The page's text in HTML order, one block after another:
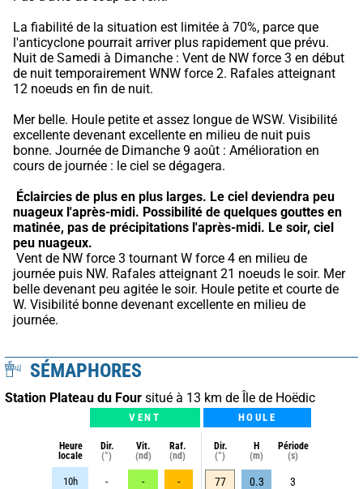
La fiabilité de la situation est limitée à 70%, parce que
l'anticyclone pourrait arriver plus rapidement que prévu.
Nuit de Samedi à Dimanche : Vent de NW force 3 en début
de nuit temporairement WNW force 2. Rafales atteignant
12 noeuds en fin de nuit.
Mer belle. Houle petite et assez longue de WSW. Visibilité
excellente devenant excellente en milieu de nuit puis
bonne. Journée de Dimanche 9 août : Amélioration en
cours de journée : le ciel se dégagera.
Éclaircies de plus en plus larges. Le ciel deviendra peu
nuageux l'après-midi. Possibilité de quelques gouttes en
matinée, pas de précipitations l'après-midi. Le soir, ciel
peu nuageux.
journée puis NW. Rafales atteignant 21 noeuds le soir. Mer
belle devenant peu agitée le soir. Houle petite et courte de
W. Visibilité bonne devenant excellente en milieu de
journée.
SÉMAPHORES
Station Plateau du Four situé à 13 km de Île de Hoëdic
VENT HOULE
Heure
locale
Dir.
(°)
Vit.
(nd)
Raf.
(nd)
Dir.
(°)
H
(m)
Période
(s)
10h - - - 77 0.3 3